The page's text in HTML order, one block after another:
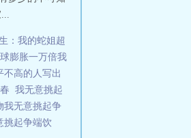
：我的蛇姐超
膨胀一万倍我
不高的人写出
我无意挑起
我无意挑起争
挑起争端饮